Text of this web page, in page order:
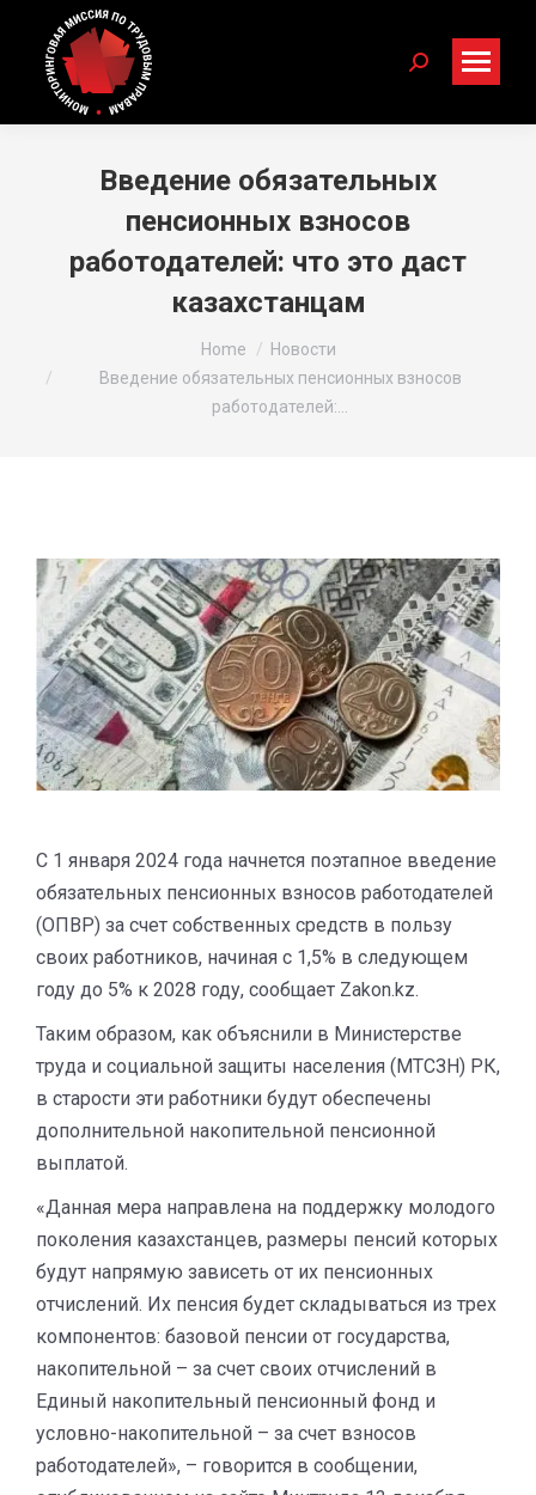
Search:
Введение обязательных
пенсионных взносов
работодателей: что это даст
казахстанцам
Home
Новости
Введение обязательных пенсионных взносов
работодателей:…
С 1 января 2024 года начнется поэтапное введение
обязательных пенсионных взносов работодателей
(ОПВР) за счет собственных средств в пользу
своих работников, начиная с 1,5% в следующем
году до 5% к 2028 году, сообщает Zakon.kz.
Таким образом, как объяснили в Министерстве
труда и социальной защиты населения (МТСЗН) РК,
в старости эти работники будут обеспечены
дополнительной накопительной пенсионной
выплатой.
«Данная мера направлена на поддержку молодого
поколения казахстанцев, размеры пенсий которых
будут напрямую зависеть от их пенсионных
отчислений. Их пенсия будет складываться из трех
компонентов: базовой пенсии от государства,
накопительной – за счет своих отчислений в
Единый накопительный пенсионный фонд и
условно-накопительной – за счет взносов
работодателей», – говорится в сообщении,